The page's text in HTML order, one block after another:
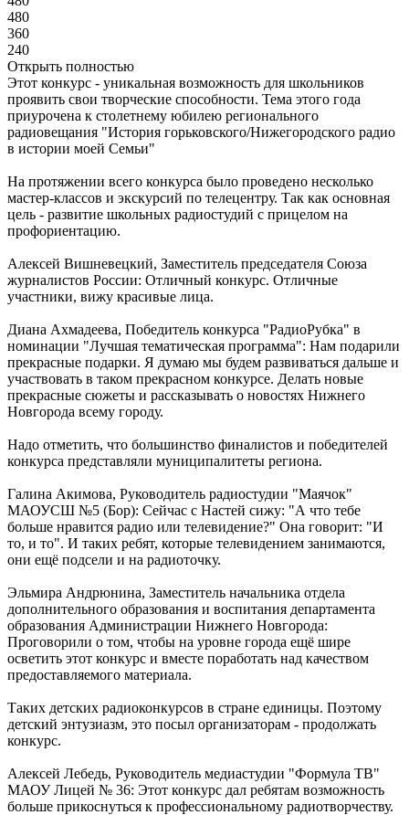
480
360
240
Открыть полностью
Этот конкурс - уникальная возможность для школьников
проявить свои творческие способности. Тема этого года
приурочена к столетнему юбилею регионального
радиовещания "История горьковского/Нижегородского радио
в истории моей Семьи"
На протяжении всего конкурса было проведено несколько
мастер-классов и экскурсий по телецентру. Так как основная
цель - развитие школьных радиостудий с прицелом на
профориентацию.
Алексей Вишневецкий, Заместитель председателя Союза
журналистов России: Отличный конкурс. Отличные
участники, вижу красивые лица.
Диана Ахмадеева, Победитель конкурса "РадиоРубка" в
номинации "Лучшая тематическая программа": Нам подарили
прекрасные подарки. Я думаю мы будем развиваться дальше и
участвовать в таком прекрасном конкурсе. Делать новые
прекрасные сюжеты и рассказывать о новостях Нижнего
Новгорода всему городу.
Надо отметить, что большинство финалистов и победителей
конкурса представляли муниципалитеты региона.
Галина Акимова, Руководитель радиостудии "Маячок"
МАОУСШ №5 (Бор): Сейчас с Настей сижу: "А что тебе
больше нравится радио или телевидение?" Она говорит: "И
то, и то". И таких ребят, которые телевидением занимаются,
они ещё подсели и на радиоточку.
Эльмира Андрюнина, Заместитель начальника отдела
дополнительного образования и воспитания департамента
образования Администрации Нижнего Новгорода:
Проговорили о том, чтобы на уровне города ещё шире
осветить этот конкурс и вместе поработать над качеством
предоставляемого материала.
Таких детских радиоконкурсов в стране единицы. Поэтому
детский энтузиазм, это посыл организаторам - продолжать
конкурс.
Алексей Лебедь, Руководитель медиастудии "Формула ТВ"
МАОУ Лицей № 36: Этот конкурс дал ребятам возможность
больше прикоснуться к профессиональному радиотворчеству.